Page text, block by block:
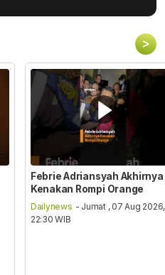
>
Febrie Adriansyah Akhirnya
Kenakan Rompi Orange
Dailynews - Jumat , 07 Aug 2026,
22:30 WIB